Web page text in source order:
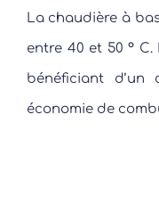
La chaudière à
entre 40 et 50 °
bénéficiant
économie de